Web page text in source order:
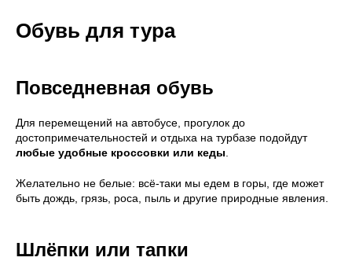
Обувь для тура
Повседневная обувь
Для перемещений на автобусе, прогулок до
достопримечательностей и отдыха на турбазе подойдут
любые удобные кроссовки или кеды
Желательно не белые: всё-таки мы едем в горы, где может
быть дождь, грязь, роса, пыль и другие природные явления.
Шлёпки или тапки